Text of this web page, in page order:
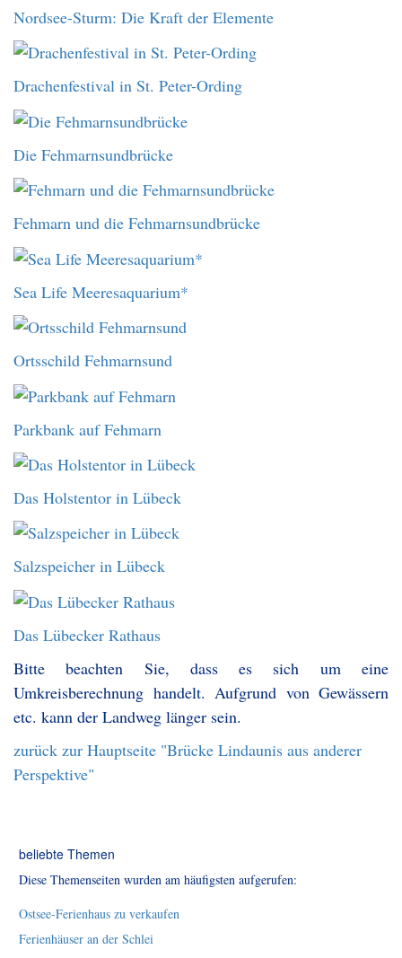
Nordsee-Sturm: Die Kraft der Elemente
Drachenfestival in St. Peter-Ording
Die Fehmarnsundbrücke
Fehmarn und die Fehmarnsundbrücke
Sea Life Meeresaquarium*
Ortsschild Fehmarnsund
Parkbank auf Fehmarn
Das Holstentor in Lübeck
Salzspeicher in Lübeck
Das Lübecker Rathaus
Bitte beachten Sie, dass es sich um eine
Umkreisberechnung handelt. Aufgrund von Gewässern
etc. kann der Landweg länger sein.
zurück zur Hauptseite "Brücke Lindaunis aus anderer
Perspektive"
beliebte Themen
Diese Themenseiten wurden am häufigsten aufgerufen:
Ostsee-Ferienhaus zu verkaufen
Ferienhäuser an der Schlei